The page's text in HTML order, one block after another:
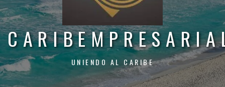
UNIENDO AL CARIBE